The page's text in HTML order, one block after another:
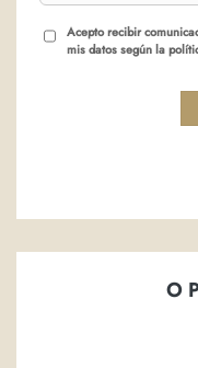
Acepto recibir
mis datos según la